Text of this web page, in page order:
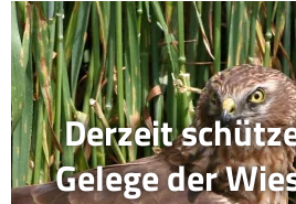
Derzeit
Gelege der